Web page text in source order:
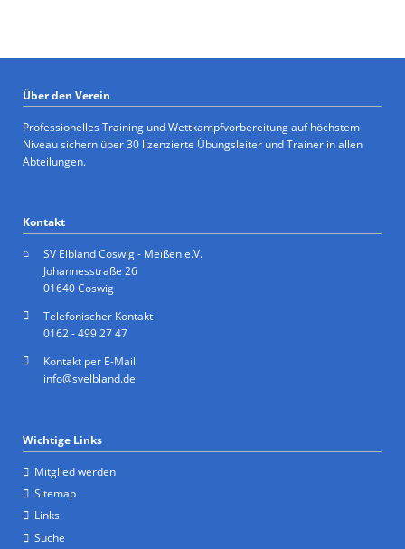
Über den Verein
Professionelles Training und Wettkampfvorbereitung auf höchstem
Niveau sichern über 30 lizenzierte Übungsleiter und Trainer in allen
Abteilungen.
Kontakt
SV Elbland Coswig - Meißen e.V.
Johannesstraße 26
01640 Coswig
Telefonischer Kontakt
0162 - 499 27 47
Kontakt per E-Mail
info@svelbland.de
Wichtige Links
Mitglied werden
Sitemap
Links
Suche